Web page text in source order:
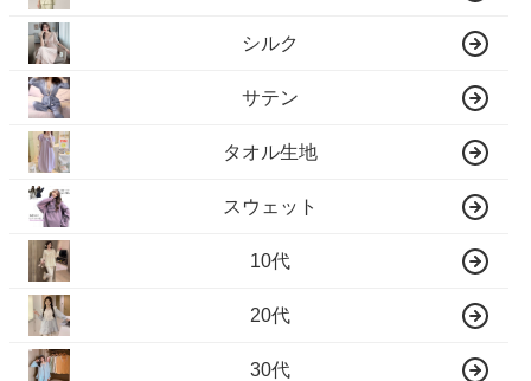
シルク
サテン
タオル生地
スウェット
10代
20代
30代